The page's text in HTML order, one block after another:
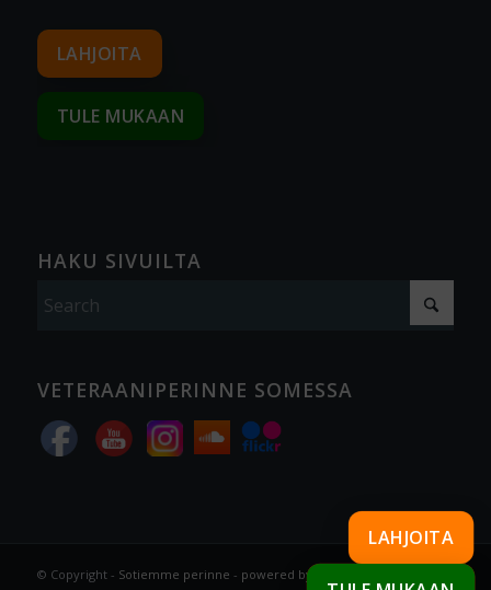
LAHJOITA
TULE MUKAAN
HAKU SIVUILTA
VETERAANIPERINNE SOMESSA
© Copyright - Sotiemme perinne - powered by Enfold WordPress
LAHJOITA